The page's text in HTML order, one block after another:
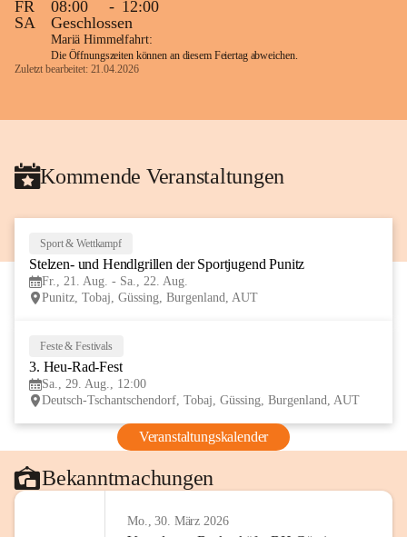
FR
08:00 - 12:00
SA
Geschlossen
Mariä Himmelfahrt:
Die Öffnungszeiten können an diesem Feiertag abweichen.
Zuletzt bearbeitet: 21.04.2026
Kommende Veranstaltungen
Sport & Wettkampf
Stelzen- und Hendlgrillen der Sportjugend Punitz
Fr., 21. Aug. - Sa., 22. Aug.
Punitz, Tobaj, Güssing, Burgenland, AUT
Feste & Festivals
3. Heu-Rad-Fest
Sa., 29. Aug., 12:00
Deutsch-Tschantschendorf, Tobaj, Güssing, Burgenland, AUT
Veranstaltungskalender
Bekanntmachungen
Mo., 30. März 2026